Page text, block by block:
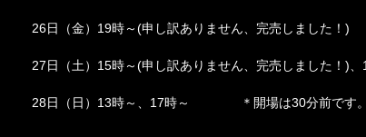
26日（金）19時～(申し訳ありません、完売しました！)
27日（土）15時～(申し訳ありません、完売しました！)、
28日（日）13時～、17時～ ＊開場は30分前です。